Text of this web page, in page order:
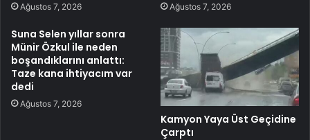
Ağustos 7, 2026 Ağustos 7, 2026
Suna Selen yıllar sonra
Münir Özkul ile neden
boşandıklarını anlattı:
Taze kana ihtiyacım var
dedi
Ağustos 7, 2026
Kamyon Yaya Üst Geçidine
Çarptı